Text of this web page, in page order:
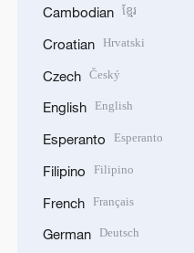
Cambodian ខ្មែរ
Croatian Hrvatski
Czech Český
English English
Esperanto Esperanto
Filipino Filipino
French Français
German Deutsch